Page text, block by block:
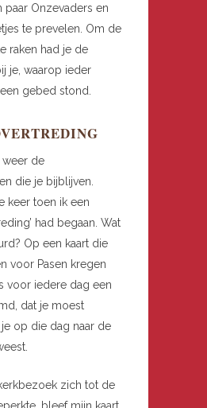
paar Onzevaders en
te prevelen. Om de
raken had je de
je, waarop ieder
gebed stond.
weer de
die je bijblijven.
keer toen ik een
had begaan. Wat
Op een kaart die
voor Pasen kregen
voor iedere dag een
dat je moest
op die dag naar de
zich tot de
bleef mijn kaart